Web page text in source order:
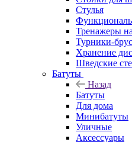
Стулья
Тренажеры
Турники-
Хранение
Шведские
Батуты
Назад
Батуты
Для дома
Минибатуты
Уличные
Аксессуары